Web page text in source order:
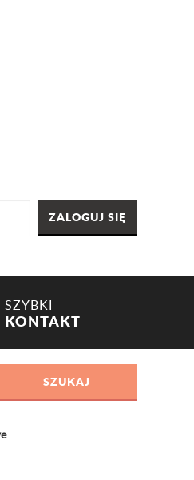
SZYBKI
KONTAKT